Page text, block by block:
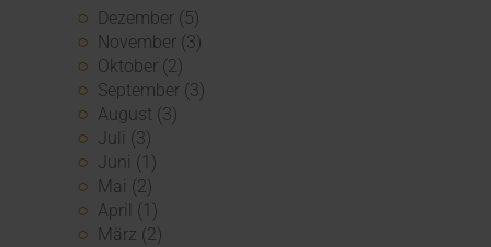
Dezember (5)
November (3)
Oktober (2)
September (3)
August (3)
Juli (3)
Juni (1)
Mai (2)
April (1)
März (2)